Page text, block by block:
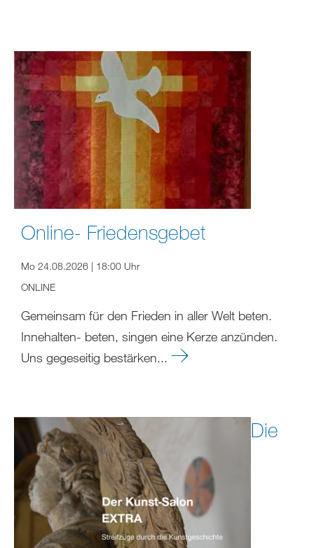
Online- Friedensgebet
Mo 24.08.2026 | 18:00 Uhr
ONLINE
Gemeinsam für den Frieden in aller Welt beten.
Innehalten- beten, singen eine Kerze anzünden.
Uns gegeseitig bestärken...
Die